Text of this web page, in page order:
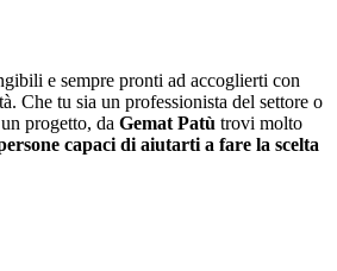
e sempre pronti ad accoglierti con
Che tu sia un professionista del settore o
progetto, da Gemat Patù trovi molto
capaci di aiutarti a fare la scelta